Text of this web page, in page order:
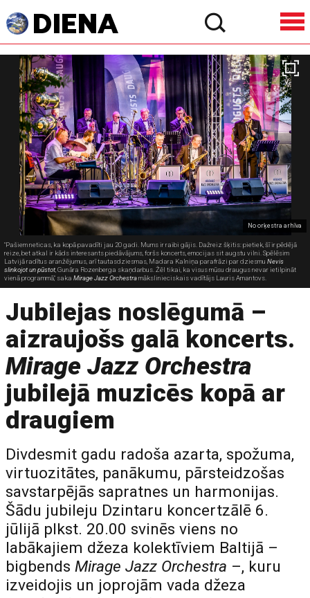
No orķestra arhīva
"Pašiem neticas, ka kopā pavadīti jau 20 gadi. Mums ir raibi gājis. Dažreiz šķitis: pietiek, šī ir pēdējā
reize, bet atkal ir kāds interesants piedāvājums, foršs koncerts, emocijas sit augstu vilni. Spēlēsim
Latvijā radītus aranžējumus, arī tautasdziesmas, Madara Kalniņa parafrāzi par dziesmu Nevis
slinkojot un pūstot, Gunāra Rozenberga skaņdarbus. Žēl tikai, ka visus mūsu draugus nevar ietilpināt
vienā programmā," saka Mirage Jazz Orchestramākslinieciskais vadītājs Lauris Amantovs.
Jubilejas noslēgumā –
aizraujošs galā koncerts.
Mirage Jazz Orchestra
jubilejā muzicēs kopā ar
draugiem
Divdesmit gadu radoša azarta, spožuma,
virtuozitātes, panākumu, pārsteidzošas
savstarpējās sapratnes un harmonijas.
Šādu jubileju Dzintaru koncertzālē 6.
jūlijā plkst. 20.00 svinēs viens no
labākajiem džeza kolektīviem Baltijā –
bigbendsMirage Jazz Orchestra –, kuru
izveidojis un joprojām vada džeza